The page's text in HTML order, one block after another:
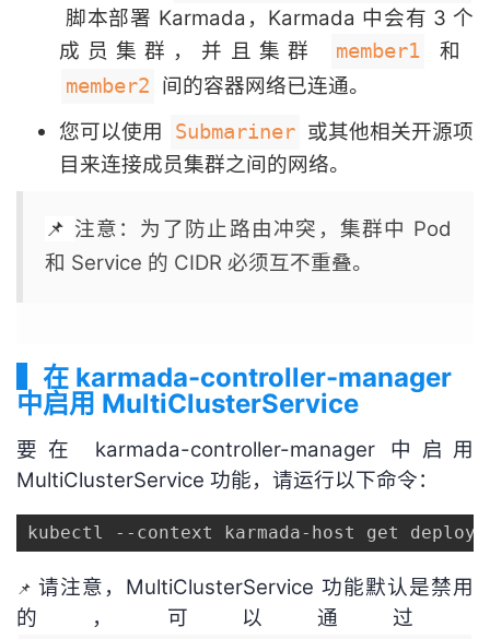
脚本部署 Karmada，Karmada 中会有 3 个
成员集群，并且集群
member1 和
member2
间的容器网络已连通。
您可以使用
Submariner 或其他相关开源项
目来连接成员集群之间的网络。
📌 注意： 为了防止路由冲突，集群中 Pod
和 Service 的 CIDR 必须互不重叠。
▍在 karmada-controller-manager
中启用 MultiClusterService
要在 karmada-controller-manager 中启用
MultiClusterService 功能，请运行以下命令：
kubectl --context karmada-host get
📌请注意，MultiClusterService 功能默认是禁用
的，可以通过